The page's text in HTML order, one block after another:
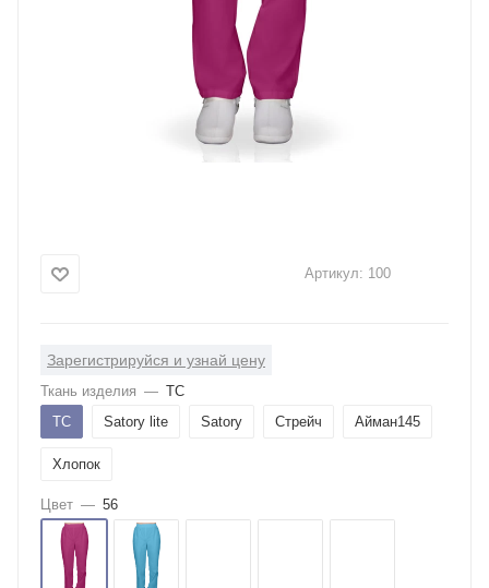
Артикул: 100
Зарегистрируйся и узнай цену
Ткань изделия — ТС
ТС
Satory lite Satory Стрейч Айман145
Хлопок
Цвет — 56